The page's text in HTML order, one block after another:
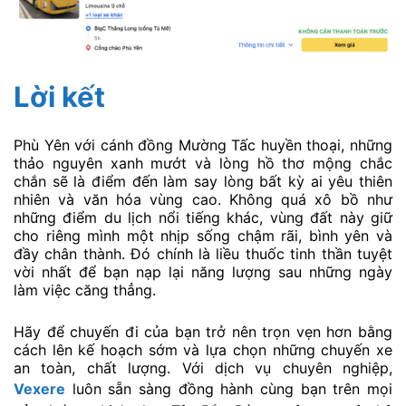
Lời kết
Phù Yên với cánh đồng Mường Tấc huyền thoại, những
thảo nguyên xanh mướt và lòng hồ thơ mộng chắc
chắn sẽ là điểm đến làm say lòng bất kỳ ai yêu thiên
nhiên và văn hóa vùng cao. Không quá xô bồ như
những điểm du lịch nổi tiếng khác, vùng đất này giữ
cho riêng mình một nhịp sống chậm rãi, bình yên và
đầy chân thành. Đó chính là liều thuốc tinh thần tuyệt
vời nhất để bạn nạp lại năng lượng sau những ngày
làm việc căng thẳng.
Hãy để chuyến đi của bạn trở nên trọn vẹn hơn bằng
cách lên kế hoạch sớm và lựa chọn những chuyến xe
an toàn, chất lượng. Với dịch vụ chuyên nghiệp,
Vexere luôn sẵn sàng đồng hành cùng bạn trên mọi